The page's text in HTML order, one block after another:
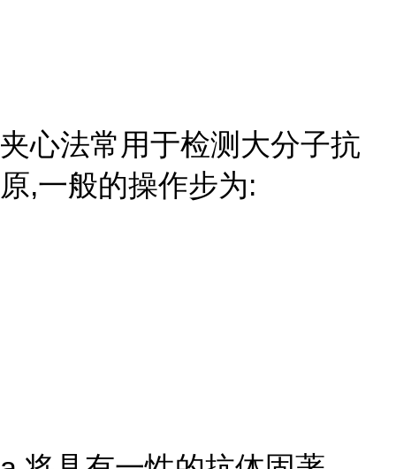
夹心法常用于检测大分子抗
原,一般的操作步为: